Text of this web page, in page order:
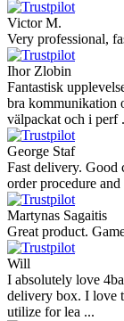
Victor M.
Very professional,
Ihor Zlobin
Fantastisk
bra kommunikation
välpackat och i perf
George Staf
Fast delivery. Good
order procedure
Martynas Sagaitis
Great product.
Will
I absolutely love
delivery box. I love
utilize for lea ...